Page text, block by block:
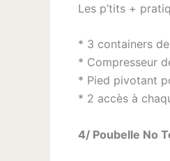
Les p’tits +
* 3 containers
* Compresseur
* Pied pivotant
* 2 accès à
4/ Poubelle No